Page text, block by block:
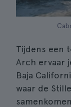
Tijdens een
Arch ervaar
Baja
waar de